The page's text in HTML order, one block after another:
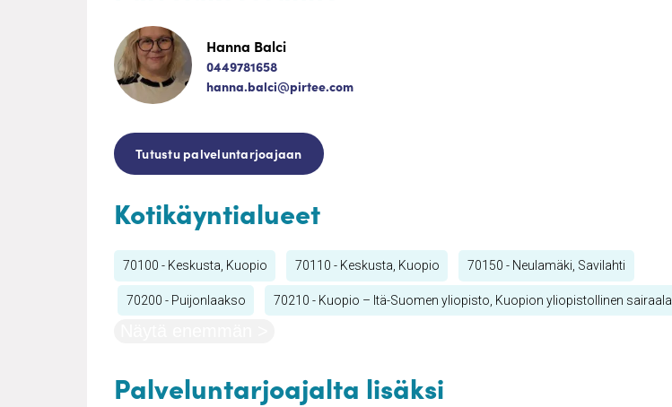
Hanna Balci
0449781658
hanna.balci@pirtee.com
Tutustu palveluntarjoajaan
Kotikäyntialueet
70100 - Keskusta, Kuopio 70110 - Keskusta, Kuopio 70150 - Neulamäki, Savilahti
70200 - Puijonlaakso 70210 - Kuopio – Itä-Suomen yliopisto, Kuopion yliopistollinen sairaala
Palveluntarjoajalta lisäksi